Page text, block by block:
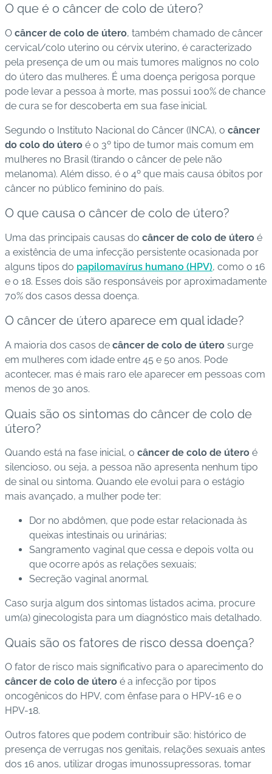
n
s
d
e
A
B
e
p
B
lo
g
C
n
B
x
e
o
A
O que é o câncer de colo de útero?
O câncer de colo de útero, também chamado de câncer
cervical/colo uterino ou cérvix uterino, é caracterizado
pela presença de um ou mais tumores malignos no colo
do útero das mulheres. É uma doença perigosa porque
pode levar a pessoa à morte, mas possui 100% de chance
de cura se for descoberta em sua fase inicial.
Segundo o Instituto Nacional do Câncer (INCA), o câncer
do colo do útero é o 3º tipo de tumor mais comum em
mulheres no Brasil (tirando o câncer de pele não
melanoma). Além disso, é o 4º que mais causa óbitos por
câncer no público feminino do país.
O que causa o câncer de colo de útero?
Uma das principais causas do câncer de colo de útero é
a existência de uma infecção persistente ocasionada por
alguns tipos do papilomavírus humano (HPV), como o 16
e o 18. Esses dois são responsáveis por aproximadamente
70% dos casos dessa doença.
O câncer de útero aparece em qual idade?
A maioria dos casos de câncer de colo de útero surge
em mulheres com idade entre 45 e 50 anos. Pode
acontecer, mas é mais raro ele aparecer em pessoas com
menos de 30 anos.
Quais são os sintomas do câncer de colo de
útero?
Quando está na fase inicial, o câncer de colo de útero é
silencioso, ou seja, a pessoa não apresenta nenhum tipo
de sinal ou sintoma. Quando ele evolui para o estágio
mais avançado, a mulher pode ter:
Dor no abdômen, que pode estar relacionada às
queixas intestinais ou urinárias;
Sangramento vaginal que cessa e depois volta ou
que ocorre após as relações sexuais;
Secreção vaginal anormal.
Caso surja algum dos sintomas listados acima, procure
um(a) ginecologista para um diagnóstico mais detalhado.
Quais são os fatores de risco dessa doença?
O fator de risco mais significativo para o aparecimento do
câncer de colo de útero é a infecção por tipos
oncogênicos do HPV, com ênfase para o HPV-16 e o
HPV-18.
Outros fatores que podem contribuir são: histórico de
presença de verrugas nos genitais, relações sexuais antes
dos 16 anos, utilizar drogas imunossupressoras, tomar